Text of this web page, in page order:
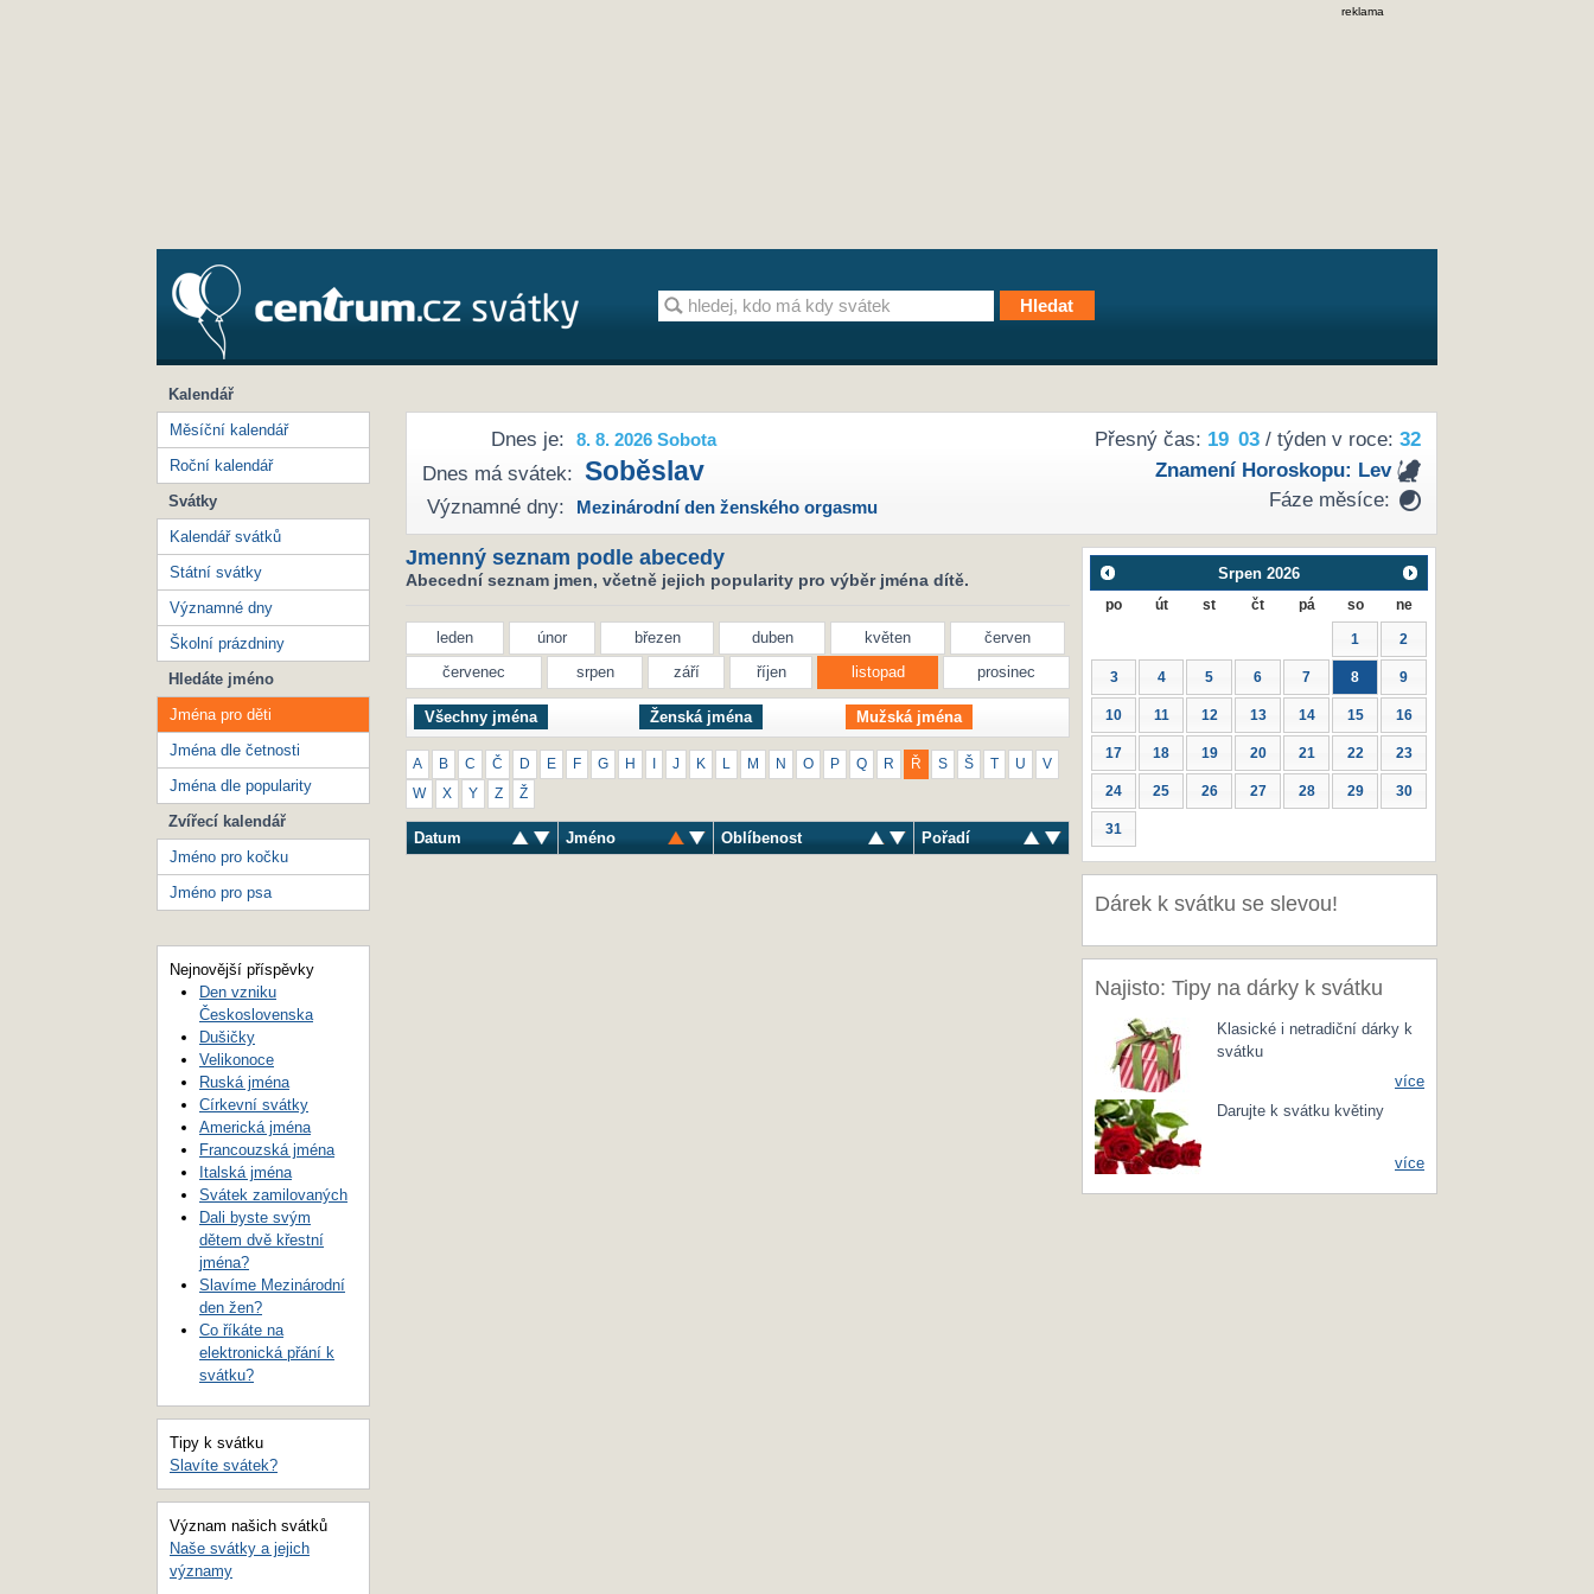
reklama
Přesný čas: 19 03/ týden v roce: 32
Znamení Horoskopu: Lev
Fáze měsíce:
Dnes je: 8. 8. 2026 Sobota
Dnes má svátek: Soběslav
Významné dny: Mezinárodní den ženského orgasmu
Jmenný seznam podle abecedy
Abecední seznam jmen, včetně jejich popularity pro výběr jména dítě.
leden únor březen duben květen
červen
červenec
srpen září říjen listopad prosinec
Všechny jména Ženská jména Mužská jména
A B C Č D E F G H J K M N O P Q R Ř S Š T U V
W X Y Z Ž
Datum Jméno Oblíbenost Pořadí
Srpen 2026
po út st čt pá so ne
1 2
3 4 5 6 7 8 9
10 11 12 13 14 15 16
17 18 19 20 21 22 23
24 25 26 27 28 29 30
31
Dárek k svátku se slevou!
Najisto: Tipy na dárky k svátku
Klasické i netradiční dárky k
svátku
více
Darujte k svátku květiny
více
Kalendář
Měsíční kalendář
Roční kalendář
Svátky
Kalendář svátků
Státní svátky
Významné dny
Školní prázdniny
Hledáte jméno
Jména pro děti
Jména dle četnosti
Jména dle popularity
Zvířecí kalendář
Jméno pro kočku
Jméno pro psa
Nejnovější příspěvky
Den vzniku
Československa
Dušičky
Velikonoce
Ruská jména
Církevní svátky
Americká jména
Francouzská jména
Italská jména
Svátek zamilovaných
Dali byste svým
dětem dvě křestní
jména?
Slavíme Mezinárodní
den žen?
Co říkáte na
elektronická přání k
svátku?
Tipy k svátku
Slavíte svátek?
Význam našich svátků
Naše svátky a jejich
významy